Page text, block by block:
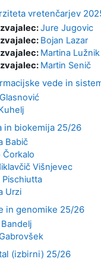
vretenčarjev
Jure Jugovic
Bojan Lazar
Martina Lužnik
Martin Senič
vede in
in biokemija 25/26
Babič
Čorkalo
Višnjevec
Pischiutta
Urzi
in genomike 25/26
(izbirni) 25/26